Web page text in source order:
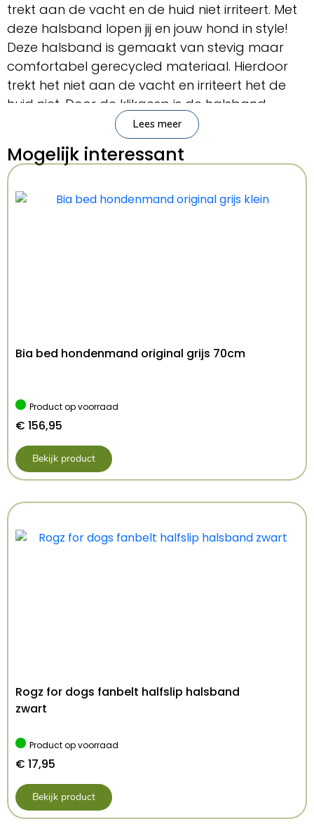
trekt aan de vacht en de huid niet irriteert. Met
deze halsband lopen jij en jouw hond in style!
Deze halsband is gemaakt van stevig maar
comfortabel gerecycled materiaal. Hierdoor
trekt het niet aan de vacht en irriteert het de
huid niet. Door de klikgesp is de halsband
eenvoudig om en af te doen.
– Halsband voor de hond
– Van gerecycled materiaal
– Trekt niet aan de vacht en irriteert de huid
Lees meer
Mogelijk interessant
Bia bed hondenmand original grijs 70cm
Product op voorraad
€ 156,95
Bekijk product
Rogz for dogs fanbelt halfslip halsband
zwart
Product op voorraad
€ 17,95
Bekijk product